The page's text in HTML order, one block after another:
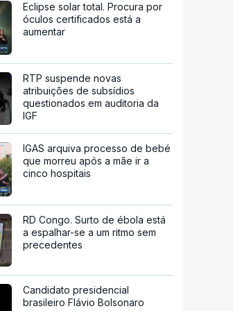
Eclipse solar total. Procura por
óculos certificados está a
aumentar
RTP suspende novas
atribuições de subsídios
questionados em auditoria da
IGF
IGAS arquiva processo de bebé
que morreu após a mãe ir a
cinco hospitais
RD Congo. Surto de ébola está
a espalhar-se a um ritmo sem
precedentes
Candidato presidencial
brasileiro Flávio Bolsonaro